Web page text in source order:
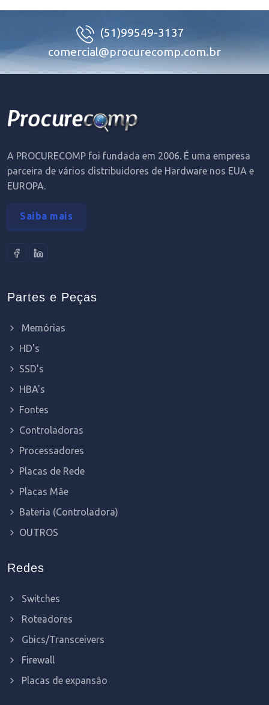
(51)99549-3137
comercial@procurecomp.com.br
A PROCURECOMP foi fundada em 2006. É uma empresa
parceira de vários distribuidores de Hardware nos EUA e
EUROPA.
Saiba mais
Partes e Peças
Memórias
HD's
SSD's
HBA's
Fontes
Controladoras
Processadores
Placas de Rede
Placas Mãe
Bateria (Controladora)
OUTROS
Redes
Switches
Roteadores
Gbics/Transceivers
Firewall
Placas de expansão